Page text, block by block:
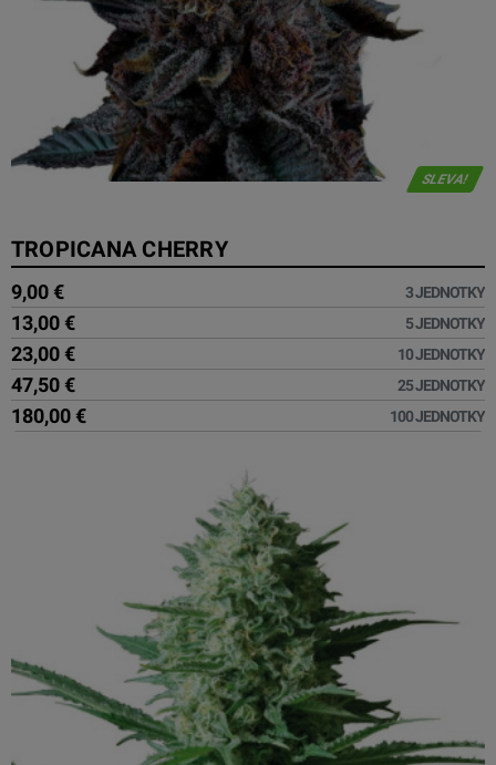
SLEVA!
TROPICANA CHERRY
9,00 € 3 JEDNOTKY
13,00 € 5 JEDNOTKY
23,00 € 10 JEDNOTKY
47,50 € 25 JEDNOTKY
180,00 € 100 JEDNOTKY